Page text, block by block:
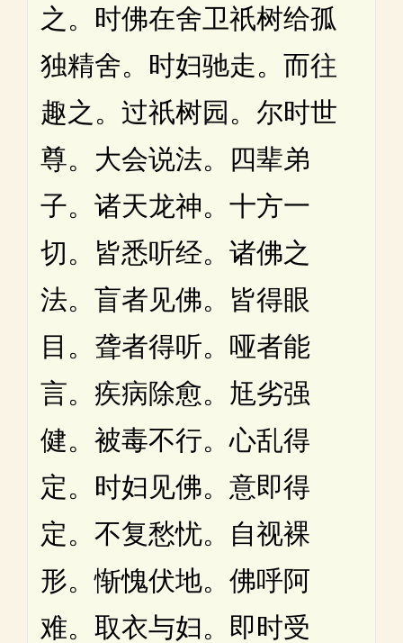
之。时佛在舍卫祇树给孤
独精舍。时妇驰走。而往
趣之。过祇树园。尔时世
尊。大会说法。四辈弟
子。诸天龙神。十方一
切。皆悉听经。诸佛之
法。盲者见佛。皆得眼
目。聋者得听。哑者能
言。疾病除愈。尪劣强
健。被毒不行。心乱得
定。时妇见佛。意即得
定。不复愁忧。自视裸
形。惭愧伏地。佛呼阿
难。取衣与妇。即时受